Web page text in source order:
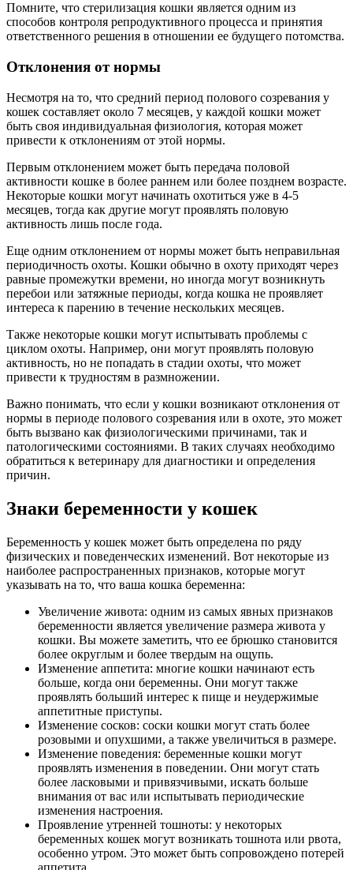
Помните, что стерилизация кошки является одним из
способов контроля репродуктивного процесса и принятия
ответственного решения в отношении ее будущего потомства.
Отклонения от нормы
Несмотря на то, что средний период полового созревания у
кошек составляет около 7 месяцев, у каждой кошки может
быть своя индивидуальная физиология, которая может
привести к отклонениям от этой нормы.
Первым отклонением может быть передача половой
активности кошке в более раннем или более позднем возрасте.
Некоторые кошки могут начинать охотиться уже в 4-5
месяцев, тогда как другие могут проявлять половую
активность лишь после года.
Еще одним отклонением от нормы может быть неправильная
периодичность охоты. Кошки обычно в охоту приходят через
равные промежутки времени, но иногда могут возникнуть
перебои или затяжные периоды, когда кошка не проявляет
интереса к парению в течение нескольких месяцев.
Также некоторые кошки могут испытывать проблемы с
циклом охоты. Например, они могут проявлять половую
активность, но не попадать в стадии охоты, что может
привести к трудностям в размножении.
Важно понимать, что если у кошки возникают отклонения от
нормы в периоде полового созревания или в охоте, это может
быть вызвано как физиологическими причинами, так и
патологическими состояниями. В таких случаях необходимо
обратиться к ветеринару для диагностики и определения
причин.
Знаки беременности у кошек
Беременность у кошек может быть определена по ряду
физических и поведенческих изменений. Вот некоторые из
наиболее распространенных признаков, которые могут
указывать на то, что ваша кошка беременна:
Увеличение живота: одним из самых явных признаков
беременности является увеличение размера живота у
кошки. Вы можете заметить, что ее брюшко становится
более округлым и более твердым на ощупь.
Изменение аппетита: многие кошки начинают есть
больше, когда они беременны. Они могут также
проявлять больший интерес к пище и неудержимые
аппетитные приступы.
Изменение сосков: соски кошки могут стать более
розовыми и опухшими, а также увеличиться в размере.
Изменение поведения: беременные кошки могут
проявлять изменения в поведении. Они могут стать
более ласковыми и привязчивыми, искать больше
внимания от вас или испытывать периодические
изменения настроения.
Проявление утренней тошноты: у некоторых
беременных кошек могут возникать тошнота или рвота,
особенно утром. Это может быть сопровождено потерей
аппетита.